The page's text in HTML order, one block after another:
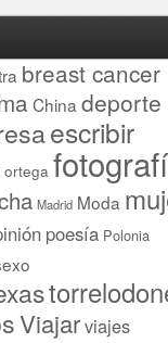
breast cancer
China deporte
escribir
Madrid Moda
poesía Polonia
Viajarviajes